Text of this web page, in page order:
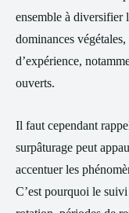
ensemble à diversifier
dominances
d’expérience,
ouverts.
Il faut cependant
surpâturage peut
accentuer les
C’est pourquoi le